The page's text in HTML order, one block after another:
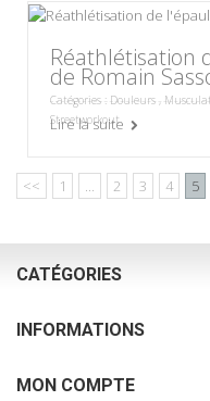
Réathlétisation
de Romain
Catégories : Douleurs ,
Streetworkout
Lire la suite
<< 1 ... 2 3 4 5
CATÉGORIES
INFORMATIONS
MON COMPTE